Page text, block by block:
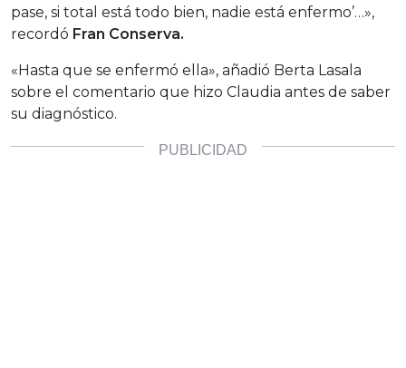
pase, si total está todo bien, nadie está enfermo’…»,
recordó Fran Conserva.
«Hasta que se enfermó ella», añadió Berta Lasala
sobre el comentario que hizo Claudia antes de saber
su diagnóstico.